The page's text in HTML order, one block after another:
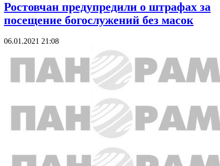
Ростовчан предупредили о штрафах за
посещение богослужений без масок
06.01.2021 21:08